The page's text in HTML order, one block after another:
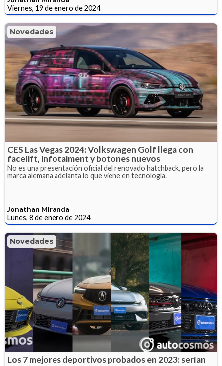
Viernes, 19 de enero de 2024
Novedades
CES Las Vegas 2024: Volkswagen Golf llega con
facelift, infotaiment y botones nuevos
No es una presentación oficial del renovado hatchback, pero la
marca alemana adelanta lo que viene en tecnología.
Jonathan Miranda
Lunes, 8 de enero de 2024
Novedades
Los 7 mejores deportivos probados en 2023: serían